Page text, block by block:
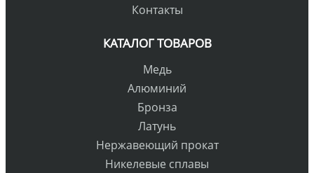
Контакты
КАТАЛОГ ТОВАРОВ
Медь
Алюминий
Бронза
Латунь
Нержавеющий прокат
Никелевые сплавы